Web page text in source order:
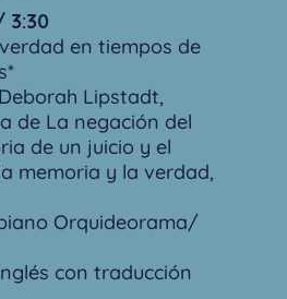
3:30
en tiempos de
Lipstadt,
de La negación del
de un juicio y el
memoria y la verdad,
Orquideorama/
con traducción